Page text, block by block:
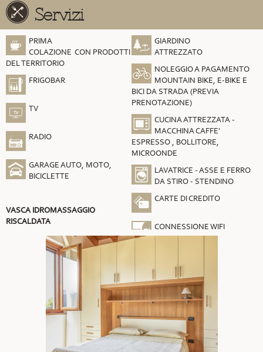
Servizi
PRIMA
COLAZIONE CON PRODOTTI
DEL TERRITORIO
FRIGOBAR
TV
RADIO
GARAGE AUTO, MOTO,
BICICLETTE
VASCA IDROMASSAGGIO
RISCALDATA
GIARDINO
ATTREZZATO
NOLEGGIO A PAGAMENTO
MOUNTAIN BIKE, E-BIKE E
BICI DA STRADA (PREVIA
PRENOTAZIONE)
CUCINA ATTREZZATA -
MACCHINA CAFFE'
ESPRESSO , BOLLITORE,
MICROONDE
LAVATRICE - ASSE E FERRO
DA STIRO - STENDINO
CARTE DI CREDITO
CONNESSIONE WIFI
GRATUITA